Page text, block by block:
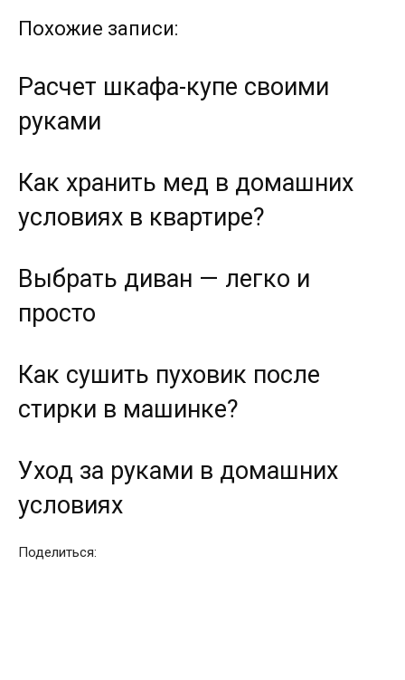
Похожие записи:
Расчет шкафа-купе своими
руками
Как хранить мед в домашних
условиях в квартире?
Выбрать диван — легко и
просто
Как сушить пуховик после
стирки в машинке?
Уход за руками в домашних
условиях
Поделиться: